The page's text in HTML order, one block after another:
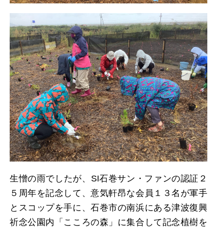
リンク
LINK
お問い合わせ
CONTACT
会員専用
MEMBERS ONLY
生憎の雨でしたが、SI石巻サン・ファンの認証２
５周年を記念して、意気軒昂な会員１３名が軍手
とスコップを手に、石巻市の南浜にある津波復興
祈念公園内「こころの森」に集合して記念植樹を